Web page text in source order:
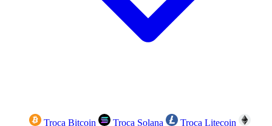
Troca Bitcoin Troca Solana
Troca Litecoin